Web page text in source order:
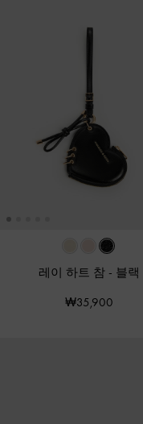
레이 하트 참 - 블랙
₩35,900